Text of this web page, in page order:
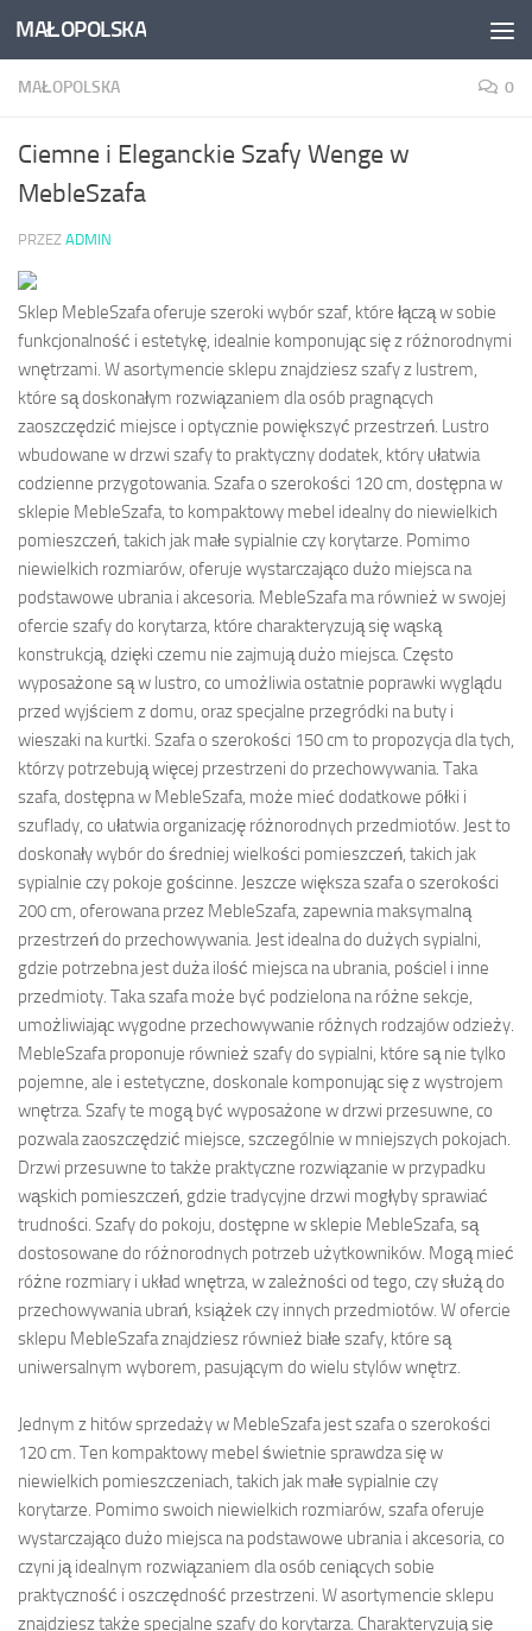
Skip to content
MAŁOPOLSKA
MAŁOPOLSKA 0
Ciemne i Eleganckie Szafy Wenge w
MebleSzafa
PRZEZ ADMIN
Sklep MebleSzafa oferuje szeroki wybór szaf, które łączą w sobie
funkcjonalność i estetykę, idealnie komponując się z różnorodnymi
wnętrzami. W asortymencie sklepu znajdziesz szafy z lustrem,
które są doskonałym rozwiązaniem dla osób pragnących
zaoszczędzić miejsce i optycznie powiększyć przestrzeń. Lustro
wbudowane w drzwi szafy to praktyczny dodatek, który ułatwia
codzienne przygotowania. Szafa o szerokości 120 cm, dostępna w
sklepie MebleSzafa, to kompaktowy mebel idealny do niewielkich
pomieszczeń, takich jak małe sypialnie czy korytarze. Pomimo
niewielkich rozmiarów, oferuje wystarczająco dużo miejsca na
podstawowe ubrania i akcesoria. MebleSzafa ma również w swojej
ofercie szafy do korytarza, które charakteryzują się wąską
konstrukcją, dzięki czemu nie zajmują dużo miejsca. Często
wyposażone są w lustro, co umożliwia ostatnie poprawki wyglądu
przed wyjściem z domu, oraz specjalne przegródki na buty i
wieszaki na kurtki. Szafa o szerokości 150 cm to propozycja dla tych,
którzy potrzebują więcej przestrzeni do przechowywania. Taka
szafa, dostępna w MebleSzafa, może mieć dodatkowe półki i
szuflady, co ułatwia organizację różnorodnych przedmiotów. Jest to
doskonały wybór do średniej wielkości pomieszczeń, takich jak
sypialnie czy pokoje gościnne. Jeszcze większa szafa o szerokości
200 cm, oferowana przez MebleSzafa, zapewnia maksymalną
przestrzeń do przechowywania. Jest idealna do dużych sypialni,
gdzie potrzebna jest duża ilość miejsca na ubrania, pościel i inne
przedmioty. Taka szafa może być podzielona na różne sekcje,
umożliwiając wygodne przechowywanie różnych rodzajów odzieży.
MebleSzafa proponuje również szafy do sypialni, które są nie tylko
pojemne, ale i estetyczne, doskonale komponując się z wystrojem
wnętrza. Szafy te mogą być wyposażone w drzwi przesuwne, co
pozwala zaoszczędzić miejsce, szczególnie w mniejszych pokojach.
Drzwi przesuwne to także praktyczne rozwiązanie w przypadku
wąskich pomieszczeń, gdzie tradycyjne drzwi mogłyby sprawiać
trudności. Szafy do pokoju, dostępne w sklepie MebleSzafa, są
dostosowane do różnorodnych potrzeb użytkowników. Mogą mieć
różne rozmiary i układ wnętrza, w zależności od tego, czy służą do
przechowywania ubrań, książek czy innych przedmiotów. W ofercie
sklepu MebleSzafa znajdziesz również białe szafy, które są
uniwersalnym wyborem, pasującym do wielu stylów wnętrz.
Jednym z hitów sprzedaży w MebleSzafa jest szafa o szerokości
120 cm. Ten kompaktowy mebel świetnie sprawdza się w
niewielkich pomieszczeniach, takich jak małe sypialnie czy
korytarze. Pomimo swoich niewielkich rozmiarów, szafa oferuje
wystarczająco dużo miejsca na podstawowe ubrania i akcesoria, co
czyni ją idealnym rozwiązaniem dla osób ceniących sobie
praktyczność i oszczędność przestrzeni. W asortymencie sklepu
znajdziesz także specjalne szafy do korytarza. Charakteryzują się